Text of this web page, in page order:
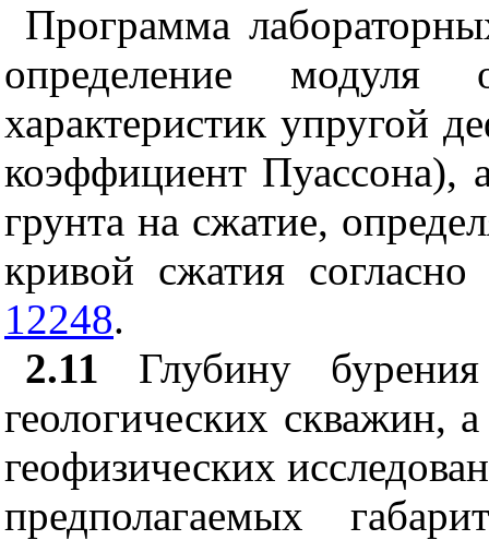
Программа
определение модуля
характеристик упругой
коэффициент Пуассона),
грунта на сжатие,
кривой сжатия
12248.
2.11 Глубину
геологических скважин,
геофизических
предполагаемых